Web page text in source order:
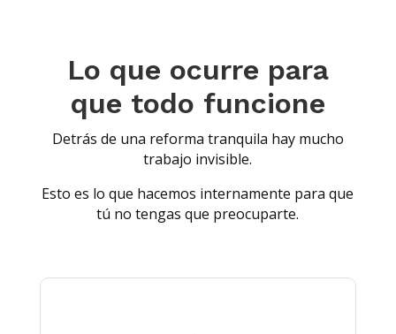
Lo que ocurre para
que todo funcione
Detrás de una reforma tranquila hay mucho
trabajo invisible.
Esto es lo que hacemos internamente para que
tú no tengas que preocuparte.